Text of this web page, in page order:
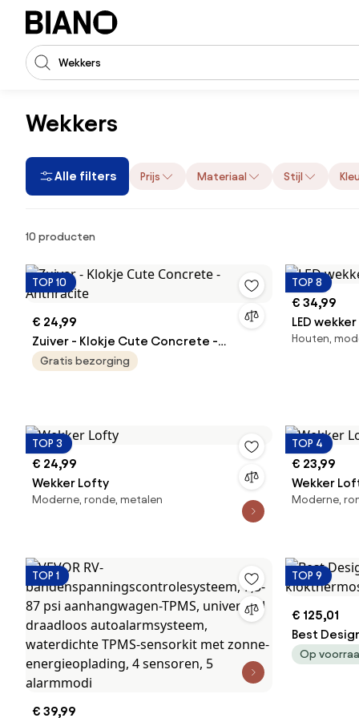
Navigatie overslaan, naar inhoud springen
Zoekopdracht invoeren
Wekkers
Alle filters Prijs Materiaal Stijl
Producten
10 producten
TOP 10
€ 24,99
Zuiver - Klokje Cute Concrete -
Anthracite
Gratis bezorging
TOP 8
€ 34,99
LED
Houten,
TOP 3
€ 24,99
Wekker Lofty
Moderne, ronde, metalen
TOP 4
€ 23,99
Wekker
Moderne,
TOP 1
€ 39,99
TOP 9
€ 125,01
Best
Op